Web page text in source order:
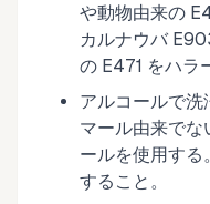
や動物由来の
カルナウバ
の E471 をハラ
アルコールで洗
マール由来でな
ールを使用す
すること。